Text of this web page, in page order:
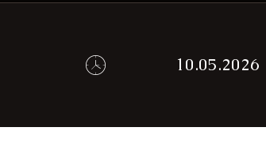
10.05.2026